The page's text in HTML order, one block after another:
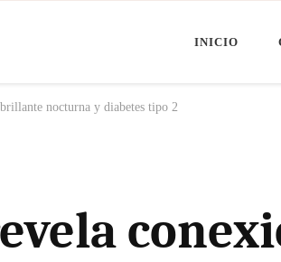
INICIO
nocturna y diabetes tipo 2